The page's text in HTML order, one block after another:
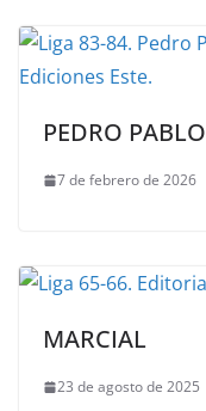
PEDRO PABLO
7 de febrero de 2026
MARCIAL
23 de agosto de 2025